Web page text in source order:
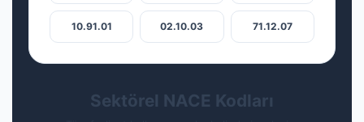
10.91.01 02.10.03 71.12.07
Sektörel NACE Kodları